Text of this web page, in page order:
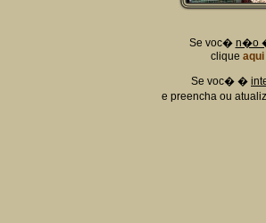
Se voc� n�o
clique aqui
Se voc� �
e preencha ou